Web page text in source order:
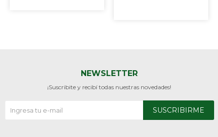
NEWSLETTER
¡Suscribite y recibí todas nuestras novedades!
SUSCRIBIRME